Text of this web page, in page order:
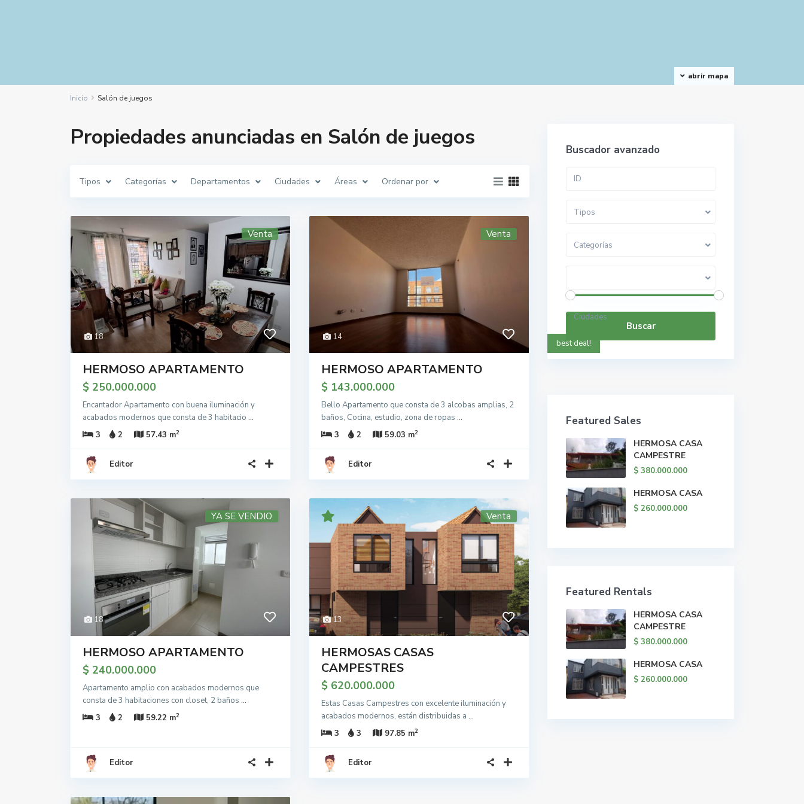
abrir mapa
Inicio Salón de juegos
Propiedades anunciadas en Salón de juegos
Tipos Categorías Departamentos Ciudades Áreas Ordenar por
18
Venta
HERMOSO APARTAMENTO
$ 250.000.000
Encantador Apartamento con buena iluminación y
acabados modernos que consta de 3 habitacio ...
3
2 57.43 m2
Editor
14
Venta
HERMOSO APARTAMENTO
$ 143.000.000
Bello Apartamento que consta de 3 alcobas amplias, 2
baños, Cocina, estudio, zona de ropas ...
3
2 59.03 m2
Editor
18
YA SE VENDIO
HERMOSO APARTAMENTO
$ 240.000.000
Apartamento amplio con acabados modernos que
consta de 3 habitaciones con closet, 2 baños ...
3
2 59.22 m2
Editor
13
Venta
HERMOSAS CASAS
CAMPESTRES
$ 620.000.000
Estas Casas Campestres con excelente iluminación y
acabados modernos, están distribuidas a ...
3
3 97.85 m2
Editor
Buscador avanzado
Tipos
Categorías
Rango de precios:
Ciudades
Buscar
best deal!
Featured Sales
HERMOSA CASA
CAMPESTRE
$ 380.000.000
HERMOSA CASA
$ 260.000.000
Featured Rentals
HERMOSA CASA
CAMPESTRE
$ 380.000.000
HERMOSA CASA
$ 260.000.000